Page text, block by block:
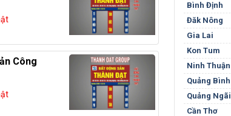
Công
Bình Định
Đăk Nông
Gia Lai
Kon Tum
Ninh Thuận
Quảng Bình
Quảng Ngãi
Cần Thơ